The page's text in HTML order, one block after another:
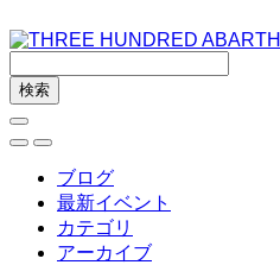
ブログ
最新イベント
カテゴリ
アーカイブ